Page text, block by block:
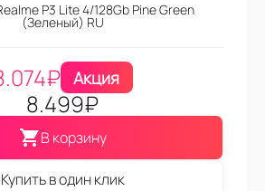
P3 Lite 4/128Gb Pine Green
(Зеленый) RU
₽ Акция
8.499₽
В корзину
Купить в один клик